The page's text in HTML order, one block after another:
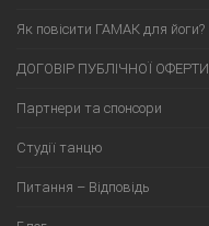
Як повісити ГАМАК для йоги?
ДОГОВІР ПУБЛІЧНОЇ ОФЕРТИ
Партнери та спонсори
Студії танцю
Питання – Відповідь